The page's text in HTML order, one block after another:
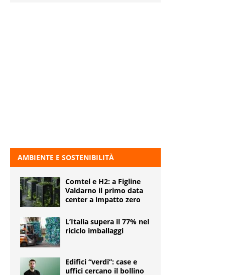
AMBIENTE E SOSTENIBILITÀ
Comtel e H2: a Figline
Valdarno il primo data
center a impatto zero
L’Italia supera il 77% nel
riciclo imballaggi
Edifici “verdi”: case e
uffici cercano il bollino